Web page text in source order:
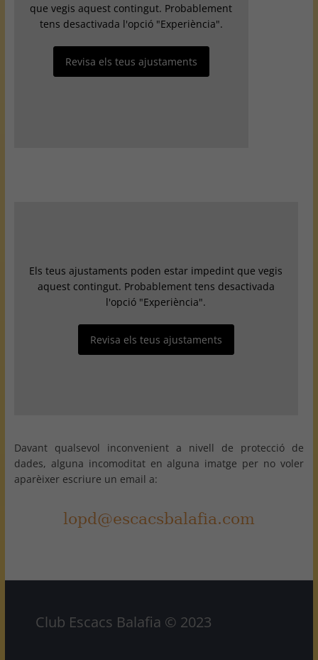
que vegis aquest contingut. Probablement
tens desactivada l'opció "Experiència".
Revisa els teus ajustaments
Els teus ajustaments poden estar impedint que vegis
aquest contingut. Probablement tens desactivada
l'opció "Experiència".
Revisa els teus ajustaments
Davant qualsevol inconvenient a nivell de protecció de
dades, alguna incomoditat en alguna imatge per no voler
aparèixer escriure un email a:
Club Escacs Balafia © 2023